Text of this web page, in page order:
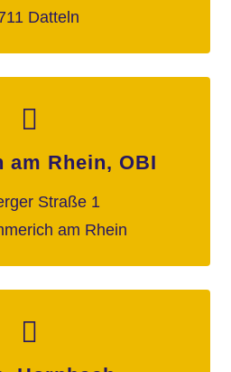
Datteln
am Rhein, OBI
Straße 1
am Rhein